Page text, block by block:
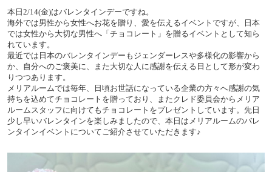
本日2/14(金)はバレンタインデーですね。
海外では男性から女性へお花を贈り、愛を伝えるイベントですが、日本
では女性から大切な男性へ「チョコレート」を贈るイベントとして知ら
れています。
最近では日本のバレンタインデーもジェンダーレスや多様化の影響から
か、自分へのご褒美に、また大切な人に感謝を伝える日として形が変わ
りつつあります。
メリアルームでは毎年、日頃お世話になっている企業の方々へ感謝の気
持ちを込めてチョコレートを贈っており、またクレド委員会からメリア
ルームスタッフに向けてもチョコレートをプレゼントしています。先日
少し早いバレンタインを楽しみましたので、本日はメリアルームのバレ
ンタインイベントについてご紹介させていただきます♪